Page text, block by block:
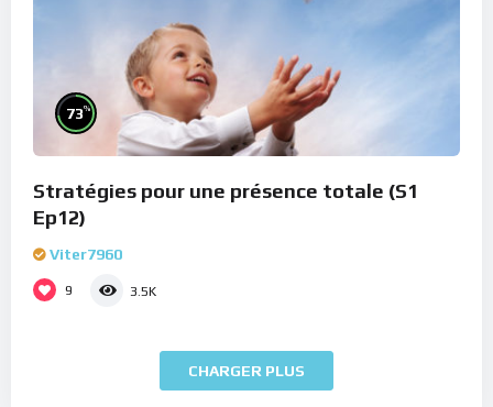
73%
Stratégies pour une présence totale (S1
Ep12)
Viter7960
9 3.5K
CHARGER PLUS